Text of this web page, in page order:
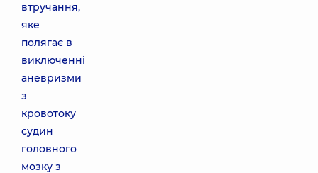
втручання,
яке
полягає в
виключенні
аневризми
з
кровотоку
судин
головного
мозку з